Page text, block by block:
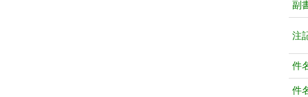
副
注
件
件